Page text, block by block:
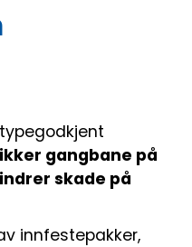
gangbane på
skade på
innfestepakker,